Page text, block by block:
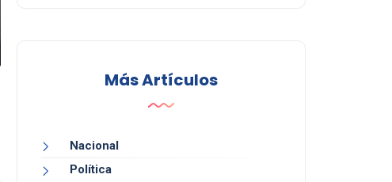
Más Artículos
Nacional
Política